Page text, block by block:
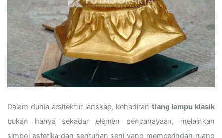
Dalam dunia arsitektur lanskap, kehadiran tiang lampu klasik
bukan hanya sekadar elemen pencahayaan, melainkan
simbol estetika dan sentuhan seni yang memperindah ruang